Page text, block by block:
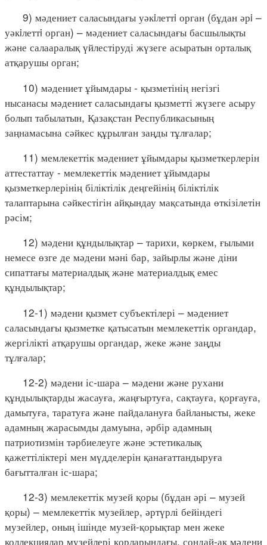
9) мәдениет саласындағы уәкiлеттi орган (бұдан әрi –
уәкiлеттi орган) – мәдениет саласындағы басшылықты
және салааралық үйлестіруді жүзеге асыратын орталық
атқарушы орган;
10) мәдениет ұйымдары - қызметінің негізгі
нысанасы мәдениет саласындағы қызметті жүзеге асыру
болып табылатын, Қазақстан Республикасының
заңнамасына сәйкес құрылған заңды тұлғалар;
11) мемлекеттік мәдениет ұйымдары қызметкерлерін
аттестаттау - мемлекеттік мәдениет ұйымдары
қызметкерлерінің біліктілік деңгейінің біліктілік
талаптарына сәйкестігін айқындау мақсатында өткізілетін
рәсім;
12) мәдени құндылықтар – тарихи, көркем, ғылыми
немесе өзге де мәдени мәні бар, зайырлы және діни
сипаттағы материалдық және материалдық емес
құндылықтар;
12-1) мәдени қызмет субъектілері – мәдениет
саласындағы қызметке қатысатын мемлекеттік органдар,
жергілікті атқарушы органдар, жеке және заңды
тұлғалар;
12-2) мәдени іс-шара – мәдени және рухани
құндылықтарды жасауға, жаңғыртуға, сақтауға, қорғауға,
дамытуға, таратуға және пайдалануға байланысты, жеке
адамның жарасымды дамуына, әрбір адамның
патриотизмін тәрбиелеуге және эстетикалық
қажеттіліктері мен мүдделерін қанағаттандыруға
бағытталған іс-шара;
12-3) мемлекеттік музей қоры (бұдан әрі – музей
қоры) – мемлекеттік музейлер, әртүрлі бейіндегі
музейлер, оның ішінде музей-қорықтар мен жеке
коллекциялар музейлері қорларындағы, сондай-ақ мәдени